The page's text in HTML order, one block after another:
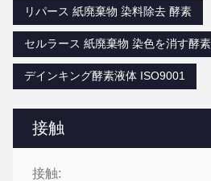
接触
接触:
リパース 紙廃棄物 染料除去 酵素
セルラース 紙廃棄物 染色を消す酵素
デインキング酵素液体 ISO9001